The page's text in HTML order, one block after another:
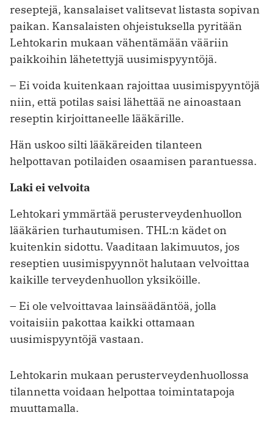
reseptejä, kansalaiset valitsevat listasta sopivan
paikan. Kansalaisten ohjeistuksella pyritään
Lehtokarin mukaan vähentämään vääriin
paikkoihin lähetettyjä uusimispyyntöjä.
– Ei voida kuitenkaan rajoittaa uusimispyyntöjä
niin, että potilas saisi lähettää ne ainoastaan
reseptin kirjoittaneelle lääkärille.
Hän uskoo silti lääkäreiden tilanteen
helpottavan potilaiden osaamisen parantuessa.
Laki ei velvoita
Lehtokari ymmärtää perusterveydenhuollon
lääkärien turhautumisen. THL:n kädet on
kuitenkin sidottu. Vaaditaan lakimuutos, jos
reseptien uusimispyynnöt halutaan velvoittaa
kaikille terveydenhuollon yksiköille.
– Ei ole velvoittavaa lainsäädäntöä, jolla
voitaisiin pakottaa kaikki ottamaan
uusimispyyntöjä vastaan.
Lehtokarin mukaan perusterveydenhuollossa
tilannetta voidaan helpottaa toimintatapoja
muuttamalla.